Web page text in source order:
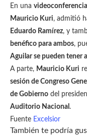
En una videoconferencia
Mauricio Kuri, admitió
Eduardo Ramírez, y
benéfico para ambos,
Aguilar se pueden tener
A parte, Mauricio Kuri
sesión de Congreso
de Gobierno del
Auditorio Nacional .
Fuente Excelsior
También te podría